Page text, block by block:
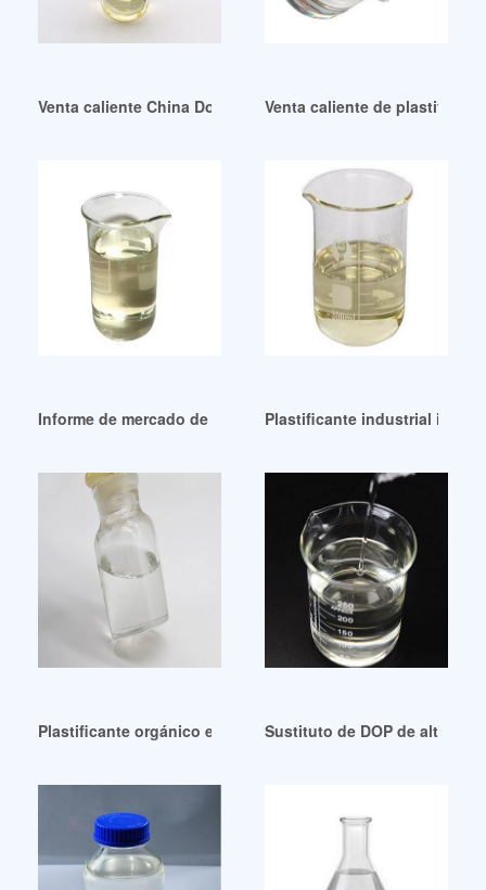
Venta caliente China Dop Chemical China Dop Chemical
Venta caliente de
Informe de mercado de plastificantes DEHP de gran venta
Plastificante industrial
Plastificante orgánico ecológico de buen precio.
Sustituto de DOP de alta